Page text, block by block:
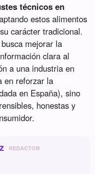
técnicos en
estos alimentos
carácter tradicional.
mejorar la
clara al
a una industria en
en reforzar la
en España), sino
honestas y
REDACTOR